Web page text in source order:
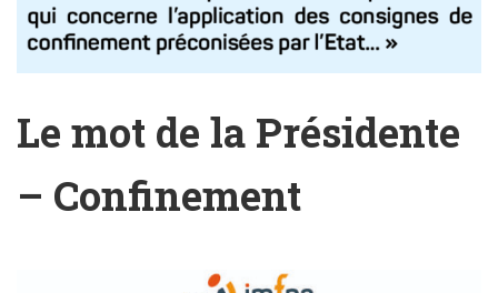
Le mot de la Présidente
– Confinement